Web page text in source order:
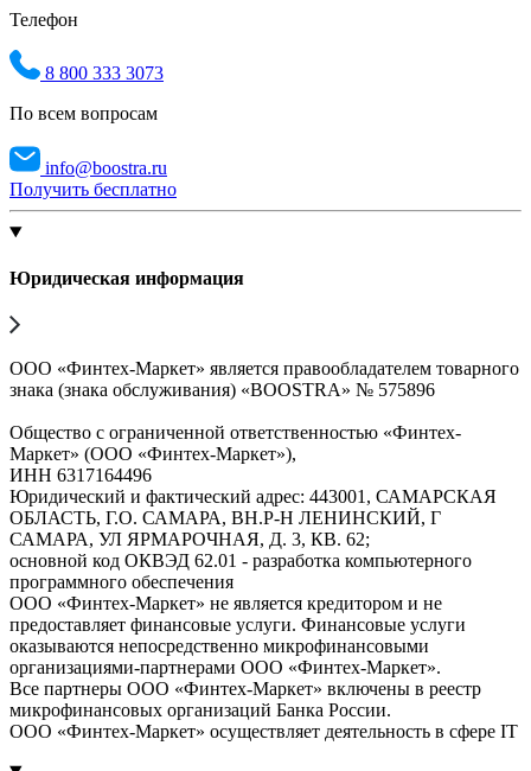
Телефон
8 800 333 3073
По всем вопросам
info@boostra.ru
Получить бесплатно
Юридическая информация
ООО «Финтех-Маркет» является правообладателем товарного
знака (знака обслуживания) «BOOSTRA» № 575896
Общество с ограниченной ответственностью «Финтех-
Маркет» (ООО «Финтех-Маркет»),
ИНН 6317164496
Юридический и фактический адрес: 443001, САМАРСКАЯ
ОБЛАСТЬ, Г.О. САМАРА, ВН.Р-Н ЛЕНИНСКИЙ, Г
САМАРА, УЛ ЯРМАРОЧНАЯ, Д. 3, КВ. 62;
основной код ОКВЭД 62.01 - разработка компьютерного
программного обеспечения
ООО «Финтех-Маркет» не является кредитором и не
предоставляет финансовые услуги. Финансовые услуги
оказываются непосредственно микрофинансовыми
организациями-партнерами ООО «Финтех-Маркет».
Все партнеры ООО «Финтех-Маркет» включены в реестр
микрофинансовых организаций Банка России.
ООО «Финтех-Маркет» осуществляет деятельность в сфере IT